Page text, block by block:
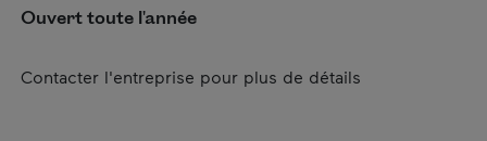
Ouvert toute l'année
Contacter l'entreprise pour plus de détails